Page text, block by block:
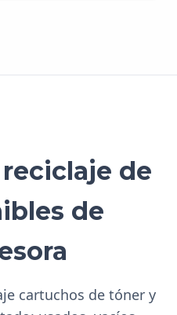
de
de
cartuchos de tóner y